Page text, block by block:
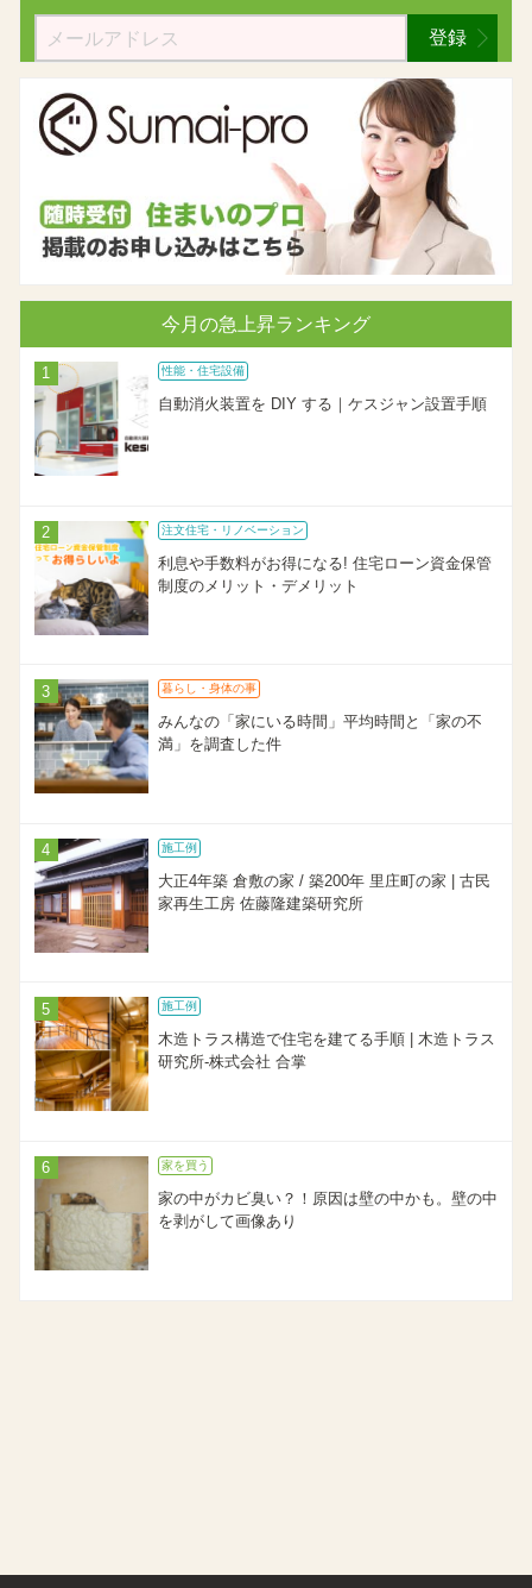
登録
今月の急上昇ランキング
性能・住宅設備
自動消火装置を DIY する｜ケスジャン設置手順
注文住宅・リノベーション
利息や手数料がお得になる! 住宅ローン資金保管
制度のメリット・デメリット
暮らし・身体の事
みんなの「家にいる時間」平均時間と「家の不
満」を調査した件
施工例
大正4年築 倉敷の家 / 築200年 里庄町の家 | 古民
家再生工房 佐藤隆建築研究所
施工例
木造トラス構造で住宅を建てる手順 | 木造トラス
研究所-株式会社 合掌
家を買う
家の中がカビ臭い？！原因は壁の中かも。壁の中
を剥がして画像あり